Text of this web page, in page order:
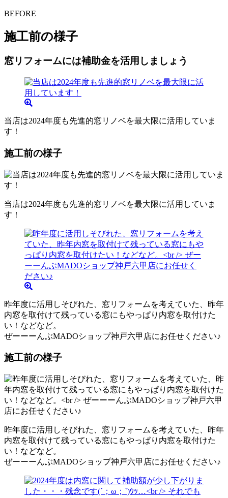
BEFORE
施工前の様子
窓リフォームには補助金を活用しましょう
当店は2024年度も先進的窓リノベを最大限に活用していま
す！
施工前の様子
当店は2024年度も先進的窓リノベを最大限に活用していま
す！
昨年度に活用しそびれた、窓リフォームを考えていた、昨年
内窓を取付けて残っている窓にもやっぱり内窓を取付けた
い！などなど。
ぜーーーんぶMADOショップ神戸六甲店にお任せください♪
施工前の様子
昨年度に活用しそびれた、窓リフォームを考えていた、昨年
内窓を取付けて残っている窓にもやっぱり内窓を取付けた
い！などなど。
ぜーーーんぶMADOショップ神戸六甲店にお任せください♪